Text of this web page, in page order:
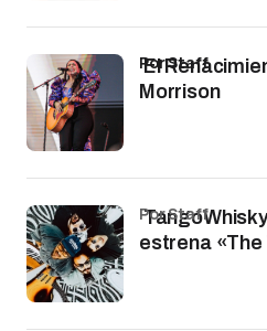
El
Morrison
por Staff
estrena «The
por Staff